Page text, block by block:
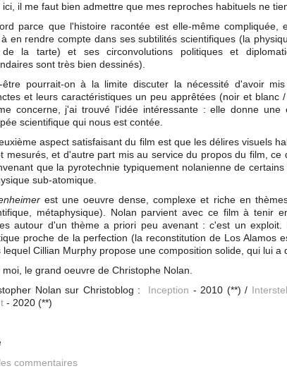
ici, il me faut bien admettre que mes reproches habituels ne
parce que l'histoire racontée est elle-même compliquée,
en rendre compte dans ses subtilités scientifiques (la
la tarte) et ses circonvolutions politiques et
sont très bien dessinés).
être pourrait-on à la limite discuter la nécessité d'avoir
et leurs caractéristiques un peu apprêtées (noir et blanc
concerne, j'ai trouvé l'idée intéressante : elle donne une
scientifique qui nous est contée.
aspect satisfaisant du film est que les délires visuels
mesurés, et d'autre part mis au service du propos du film,
que la pyrotechnie typiquement nolanienne de
sub-atomique.
est une oeuvre dense, complexe et riche en
métaphysique). Nolan parvient avec ce film à tenir
autour d'un thème a priori peu avenant : c'est un
proche de la perfection (la reconstitution de Los Alamos
lequel Cillian Murphy propose une composition solide, qui lui a
moi, le grand oeuvre de Christophe Nolan.
Nolan sur Christoblog :
Inception - 2010 (**) /
- 2020 (**)
commentaires